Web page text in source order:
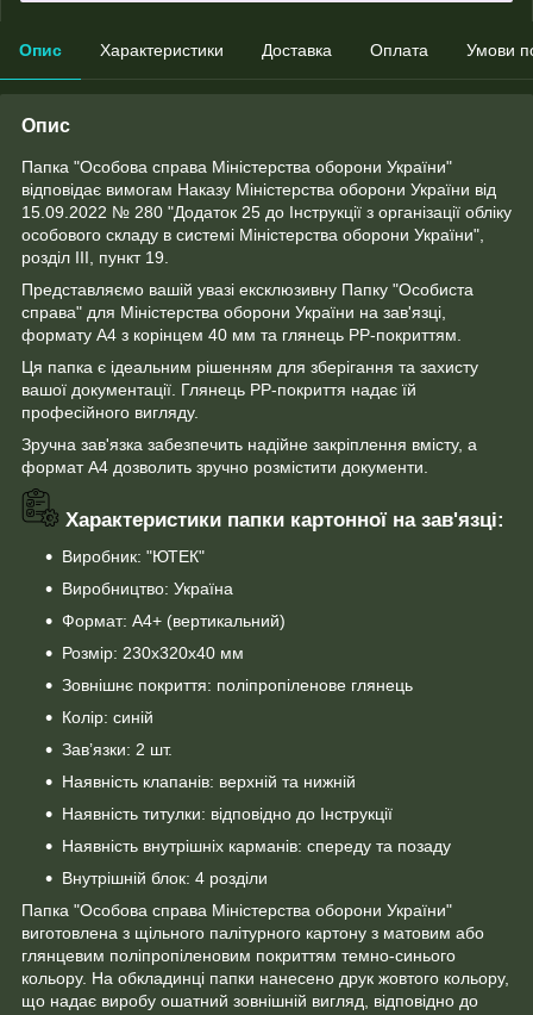
Опис Характеристики Доставка Оплата Умови
Опис
Папка "Особова справа Міністерства оборони України"
відповідає вимогам Наказу Міністерства оборони України від
15.09.2022 № 280 "Додаток 25 до Інструкції з організації обліку
особового складу в системі Міністерства оборони України",
розділ III, пункт 19.
Представляємо вашій увазі ексклюзивну Папку "Особиста
справа" для Міністерства оборони України на зав'язці,
формату А4 з корінцем 40 мм та глянець PP-покриттям.
Ця папка є ідеальним рішенням для зберігання та захисту
вашої документації. Глянець PP-покриття надає їй
професійного вигляду.
Зручна зав'язка забезпечить надійне закріплення вмісту, а
формат А4 дозволить зручно розмістити документи.
Характеристики папки картонної на зав'язці:
Виробник: "ЮТЕК"
Виробництво: Україна
Формат: А4+ (вертикальний)
Розмір: 230х320х40 мм
Зовнішнє покриття: поліпропіленове глянець
Колір: синій
Зав’язки: 2 шт.
Наявність клапанів: верхній та нижній
Наявність титулки: відповідно до Інструкції
Наявність внутрішніх карманів: спереду та позаду
Внутрішній блок: 4 розділи
Папка "Особова справа Міністерства оборони України"
виготовлена з щільного палітурного картону з матовим або
глянцевим поліпропіленовим покриттям темно-синього
кольору. На обкладинці папки нанесено друк жовтого кольору,
що надає виробу ошатний зовнішній вигляд, відповідно до